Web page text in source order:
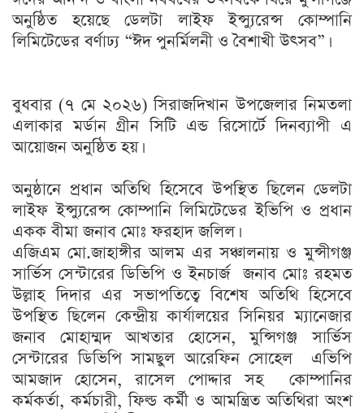
অনুষ্ঠিত হয়েছে ডেলটা লাইফ ইন্স্যুরেন্স কোম্পানি
লিমিটেডের বর্ণাঢ্য “ঈদ পুনর্মিলনী ও বৈশাখী উৎসব”।
বুধবার (৭ মে ২০২৬) সিরাজদিখান উপজেলার নিমতলা
এলাকার মর্ডান গ্রীন সিটি এন্ড রিসোর্টে দিনব্যাপী এ
আয়োজন অনুষ্ঠিত হয়।
অনুষ্ঠানে প্রধান অতিথি হিসেবে উপস্থিত ছিলেন ডেলটা
লাইফ ইন্স্যুরেন্স কোম্পানি লিমিটেডের ইভিপি ও প্রধান
একক বীমা জনাব মোঃ ফরহাদ জলিল।
এজিএম মো.জাহাঙ্গীর আলম এর সঞ্চালনায় ও মুন্সীগঞ্জ
সার্ভিস সেন্টারের ডিভিপি ও ইনচার্জ জনাব মোঃ রহমত
উল্লাহ দিদার এর সভাপতিত্বে বিশেষ অতিথি হিসেবে
উপস্থিত ছিলেন কেন্দ্রীয় কার্যালয়ের সিনিয়র ম্যানেজার
জনাব মোহাম্মদ আখতার হোসেন, মুন্সিগঞ্জ সার্ভিস
সেন্টারের ডিভিপি সামছুল আরেফিন সোহেল এভিপি
আমজাদ হোসেন, রাসেল পোদ্দার সহ কোম্পানির
কর্মকর্তা, কর্মচারী, ফিল্ড কর্মী ও আমন্ত্রিত অতিথিরা অংশ